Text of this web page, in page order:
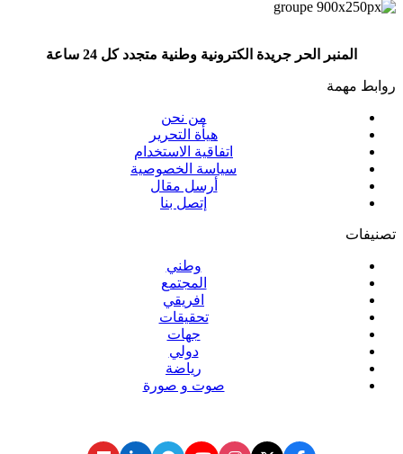
المنبر الحر جريدة الكترونية وطنية متجدد كل 24 ساعة
روابط مهمة
من نحن
هيأة التحرير
اتفاقية الاستخدام
سياسة الخصوصية
أرسل مقال
إتصل بنا
تصنيفات
وطني
المجتمع
افريقي
تحقيقات
جهات
دولي
رياضة
صوت و صورة